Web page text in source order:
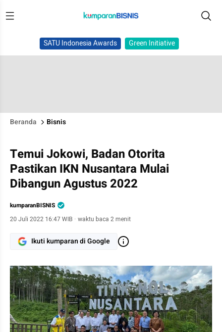
SATU Indonesia Awards Green Initiative
Beranda Bisnis
Temui Jokowi, Badan Otorita
Pastikan IKN Nusantara Mulai
Dibangun Agustus 2022
kumparanBISNIS
20 Juli 2022 16:47 WIB · waktu baca 2 menit
Ikuti kumparan di Google